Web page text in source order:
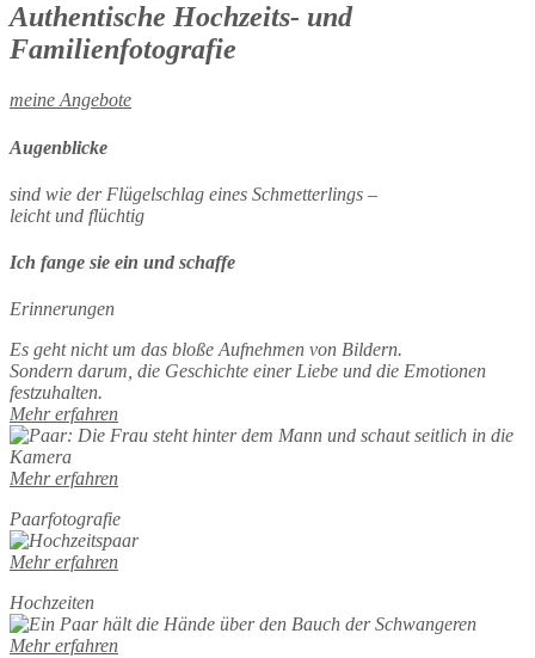
Authentische Hochzeits- und
Familienfotografie
meine Angebote
Augenblicke
sind wie der Flügelschlag eines Schmetterlings –
leicht und flüchtig
Ich fange sie ein und schaffe
Erinnerungen
Es geht nicht um das bloße Aufnehmen von Bildern.
Sondern darum, die Geschichte einer Liebe und die Emotionen
festzuhalten.
Mehr erfahren
Mehr erfahren
Paarfotografie
Mehr erfahren
Hochzeiten
Mehr erfahren